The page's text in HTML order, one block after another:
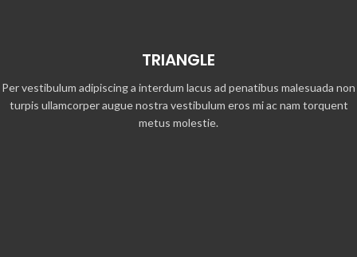
TRIANGLE
Per vestibulum adipiscing a interdum lacus ad penatibus malesuada non
turpis ullamcorper augue nostra vestibulum eros mi ac nam torquent
metus molestie.